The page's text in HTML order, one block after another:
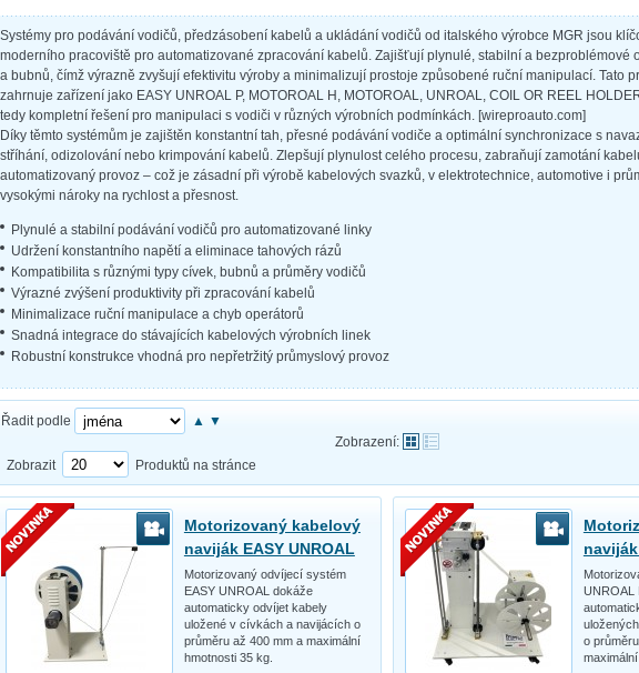
Systémy pro podávání vodičů, předzásobení kabelů a ukládání vodičů od italského výrobce MGR jsou
moderního pracoviště pro automatizované zpracování kabelů. Zajišťují plynulé, stabilní a bezproblémové
a bubnů, čímž výrazně zvyšují efektivitu výroby a minimalizují prostoje způsobené ruční manipulací. Tato
zahrnuje zařízení jako EASY UNROAL P, MOTOROAL H, MOTOROAL, UNROAL, COIL OR REEL
tedy kompletní řešení pro manipulaci s vodiči v různých výrobních podmínkách. [wireproauto.com]
Díky těmto systémům je zajištěn konstantní tah, přesné podávání vodiče a optimální synchronizace s
stříhání, odizolování nebo krimpování kabelů. Zlepšují plynulost celého procesu, zabraňují zamotání
automatizovaný provoz – což je zásadní při výrobě kabelových svazků, v elektrotechnice, automotive i
vysokými nároky na rychlost a přesnost.
Plynulé a stabilní podávání vodičů pro automatizované linky
Udržení konstantního napětí a eliminace tahových rázů
Kompatibilita s různými typy cívek, bubnů a průměry vodičů
Výrazné zvýšení produktivity při zpracování kabelů
Minimalizace ruční manipulace a chyb operátorů
Snadná integrace do stávajících kabelových výrobních linek
Robustní konstrukce vhodná pro nepřetržitý průmyslový provoz
Řadit podle ▲ ▼
Zobrazení:
Zobrazit
Produktů na stránce
Motorizovaný kabelový
naviják EASY UNROAL
Motorizovaný odvíjecí systém
EASY UNROAL dokáže
automaticky odvíjet kabely
uložené v cívkách a navijácích o
průměru až 400 mm a maximální
hmotnosti 35 kg.
naviják
UNROAL
o